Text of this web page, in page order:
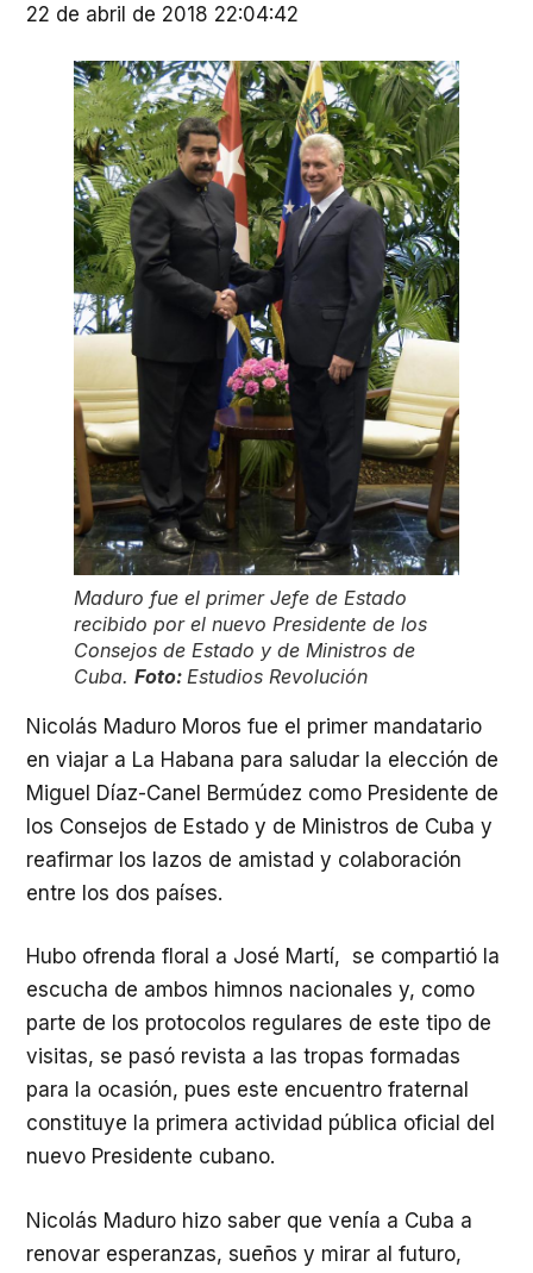
22 de abril de 2018 22:04:42
Maduro fue el primer Jefe de Estado
recibido por el nuevo Presidente de los
Consejos de Estado y de Ministros de
Cuba. Foto: Estudios Revolución
Nicolás Maduro Moros fue el primer mandatario
en viajar a La Habana para saludar la elección de
Miguel Díaz-Canel Bermúdez como Presidente de
los Consejos de Estado y de Ministros de Cuba y
reafirmar los lazos de amistad y colaboración
entre los dos países.
Hubo ofrenda floral a José Martí, se compartió la
escucha de ambos himnos nacionales y, como
parte de los protocolos regulares de este tipo de
visitas, se pasó revista a las tropas formadas
para la ocasión, pues este encuentro fraternal
constituye la primera actividad pública oficial del
nuevo Presidente cubano.
Nicolás Maduro hizo saber que venía a Cuba a
renovar esperanzas, sueños y mirar al futuro,